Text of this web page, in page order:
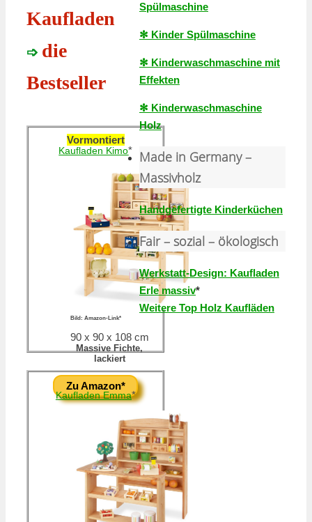
Kaufladen
➩ die
Bestseller
Vormontiert
Kaufladen Kimo*
Bild: Amazon-Link*
90 x 90 x 108 cm
Massive Fichte,
lackiert
Zu Amazon*
Kaufladen Emma*
Spülmaschine
✻ Kinder Spülmaschine
✻ Kinderwaschmaschine mit
Effekten
✻ Kinderwaschmaschine
Holz
Made in Germany –
Massivholz
Handgefertigte Kinderküchen
Fair – sozial – ökologisch
Werkstatt-Design: Kaufladen
Erle massiv*
Weitere Top Holz Kaufläden